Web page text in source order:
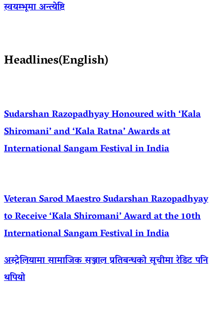
स्वयम्भूमा अन्त्येष्टि
Headlines(English)
Sudarshan Razopadhyay Honoured with ‘Kala
Shiromani’ and ‘Kala Ratna’ Awards at
International Sangam Festival in India
Veteran Sarod Maestro Sudarshan Razopadhyay
to Receive ‘Kala Shiromani’ Award at the 10th
International Sangam Festival in India
अस्ट्रेलियामा सामाजिक सञ्जाल प्रतिबन्धको सूचीमा रेडिट पनि
थपियो